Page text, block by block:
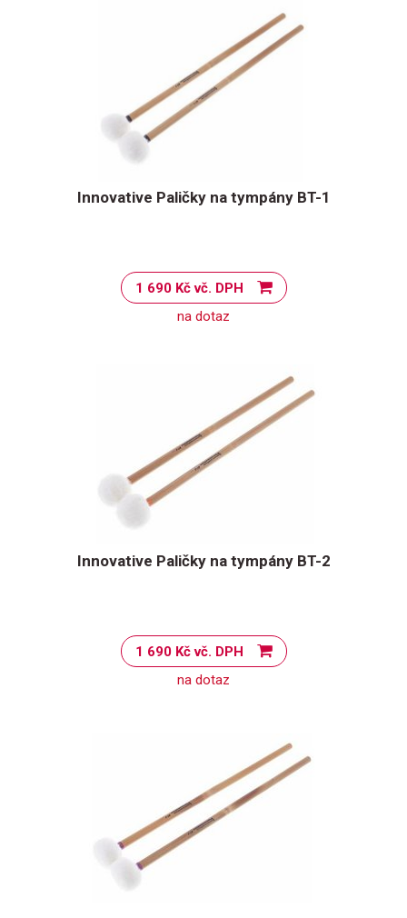
Innovative Paličky na tympány BT-1
1 690 Kč vč. DPH
na dotaz
Innovative Paličky na tympány BT-2
1 690 Kč vč. DPH
na dotaz